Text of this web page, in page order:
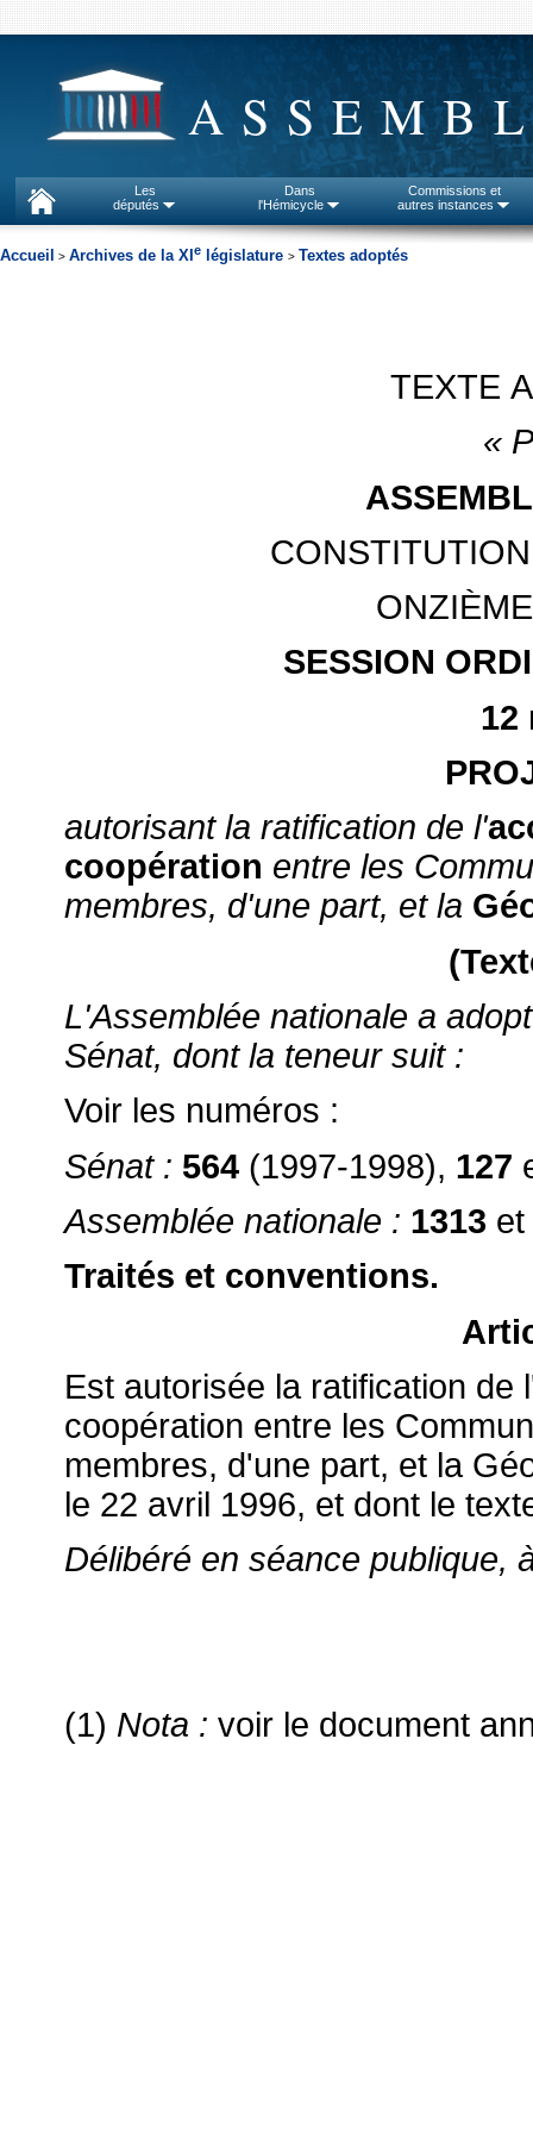
Les
députés
Dans
l'Hémicycle
Commissions et
autres instances
Accueil > Archives de la XI e législature > Textes adoptés
TEXTE
«
SESSION
12
autorisant la ratification de l'
coopération entre les
membres, d'une part, et la
L'Assemblée nationale a
Sénat, dont la teneur suit :
Voir les numéros :
Sénat : 564 (1997-1998), 127
Assemblée nationale : 1313 et
Traités et conventions.
Est autorisée la ratification
coopération entre les
membres, d'une part, et la
le 22 avril 1996, et dont le
Délibéré en séance publique,
(1) Nota : voir le document